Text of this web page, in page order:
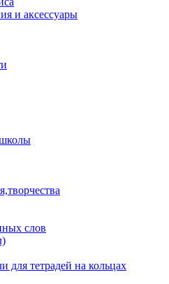
и аксессуары
слов
для тетрадей на кольцах